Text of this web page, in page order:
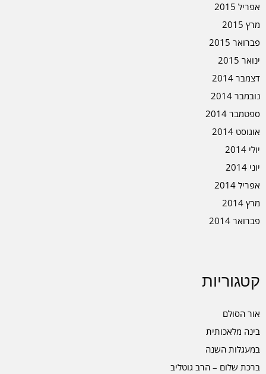
אפריל 2015
מרץ 2015
פברואר 2015
ינואר 2015
דצמבר 2014
נובמבר 2014
ספטמבר 2014
אוגוסט 2014
יולי 2014
יוני 2014
אפריל 2014
מרץ 2014
פברואר 2014
קטגוריות
אור הסולם
בינה מלאכותית
במעגלות השנה
ברכת שלום – הרב גוטליב